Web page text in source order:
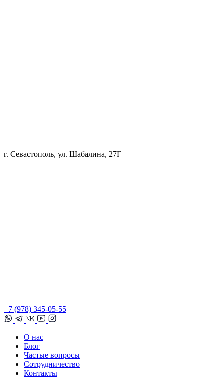
г. Севастополь, ул. Шабалина, 27Г
+7 (978) 345-05-55
О нас
Блог
Частые вопросы
Сотрудничество
Контакты